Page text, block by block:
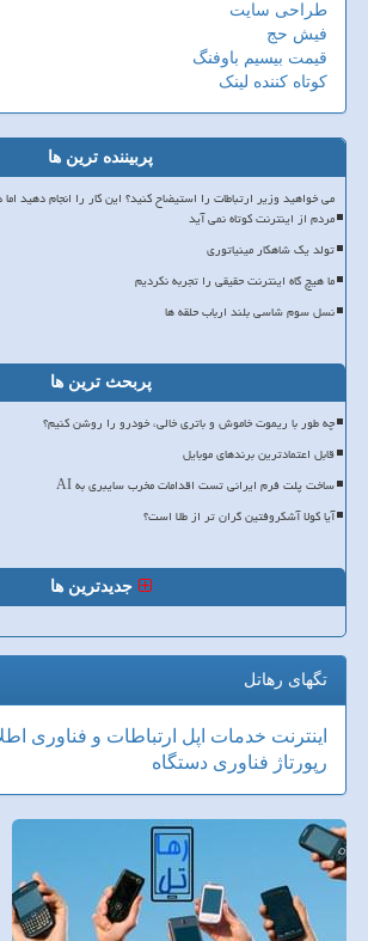
طراحی سایت
فیش حج
قیمت بیسیم باوفنگ
کوتاه کننده لینک
پربیننده ترین ها
می خواهید وزیر ارتباطات را استیضاح کنید؟ این کار را انجام دهید
مردم از اینترنت کوتاه نمی آید
تولد یک شاهکار مینیاتوری
ما هیچ گاه اینترنت حقیقی را تجربه نکردیم
نسل سوم شاسی بلند ارباب حلقه ها
پربحث ترین ها
چه طور با ریموت خاموش و باتری خالی، خودرو را روشن کنیم؟
قابل اعتمادترین برندهای موبایل
ساخت پلت فرم ایرانی تست اقدامات مخرب سایبری به AI
آیا کولا آشکروفتین گران تر از طلا است؟
جدیدترین ها
تگهای رهاتل
اینترنت خدمات اپل ارتباطات و فناوری
رپورتاژ فناوری دستگاه